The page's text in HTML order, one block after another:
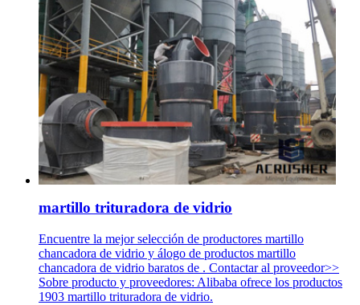
martillo trituradora de vidrio
Encuentre la mejor selección de productores martillo
chancadora de vidrio y álogo de productos martillo
chancadora de vidrio baratos de . Contactar al proveedor>>
Sobre producto y proveedores: Alibaba ofrece los productos
1903 martillo trituradora de vidrio.